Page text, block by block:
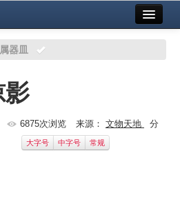
器皿
影
6875次浏览 来源： 文物天地
分
大字号 中字号 常规